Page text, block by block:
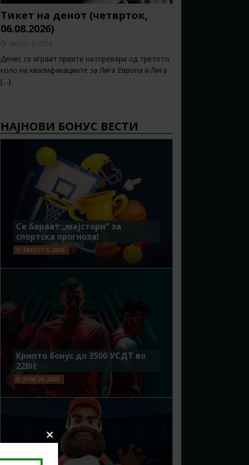
Тикет на денот (четврток,
06.08.2026)
август 6, 2026
Денес се играат првите натпревари од третото
коло на квалификациите за Лига Европа и Лига
[…]
НАЈНОВИ БОНУС ВЕСТИ
Се бараат „мајстори“ за
спортска прогноза!
АВГУСТ 5, 2026
Крипто бонус до 3500 УСДТ во
22Bit
ЈУЛИ 29, 2026
Close
module